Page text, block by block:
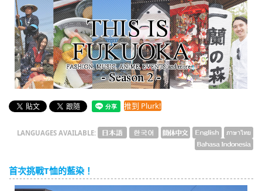
繁體中文
English
ภาษาไทย
tiéng Viêt
Bahasa Indonesia
推到 Plurk!
LANGUAGES AVAILABLE:
首次挑戰T恤的藍染！